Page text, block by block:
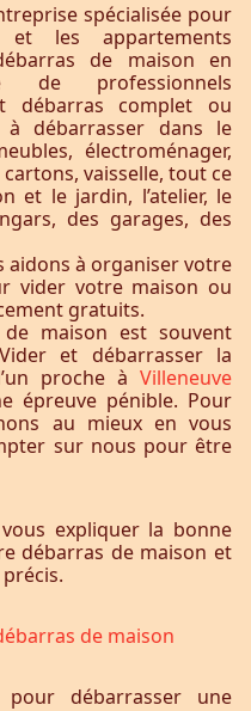
spécialisée pour
et les appartements
de maison en
de professionnels
débarras complet ou
débarrasser dans le
électroménager,
vaisselle, tout ce
et le jardin, l’atelier, le
des garages, des
aidons à organiser votre
vider votre maison ou
gratuits.
maison est souvent
et débarrasser la
proche à Villeneuve
épreuve pénible. Pour
au mieux en vous
sur nous pour être
expliquer la bonne
débarras de maison et
de maison
débarrasser une